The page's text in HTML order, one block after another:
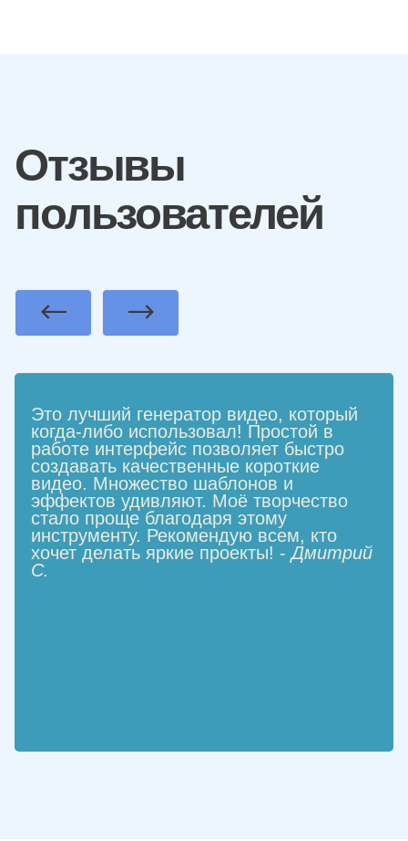
Отзывы
пользователей
Это лучший генератор видео, который
когда-либо использовал! Простой в
работе интерфейс позволяет быстро
создавать качественные короткие
видео. Множество шаблонов и
эффектов удивляют. Моё творчество
стало проще благодаря этому
инструменту. Рекомендую всем, кто
хочет делать яркие проекты! -Дмитрий
С.
PreviousNext